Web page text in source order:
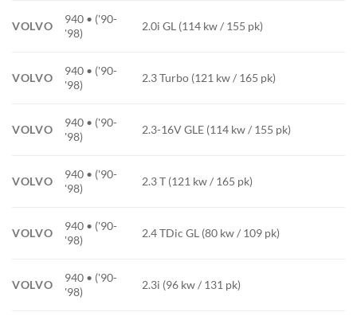
VOLVO
940 • ('90-
'98)
2.0i GL (114 kw / 155 pk)
VOLVO
940 • ('90-
'98)
2.3 Turbo (121 kw / 165 pk)
VOLVO
940 • ('90-
'98)
2.3-16V GLE (114 kw / 155 pk)
VOLVO
940 • ('90-
'98)
2.3 T (121 kw / 165 pk)
VOLVO
940 • ('90-
'98)
2.4 TDic GL (80 kw / 109 pk)
VOLVO
940 • ('90-
'98)
2.3i (96 kw / 131 pk)